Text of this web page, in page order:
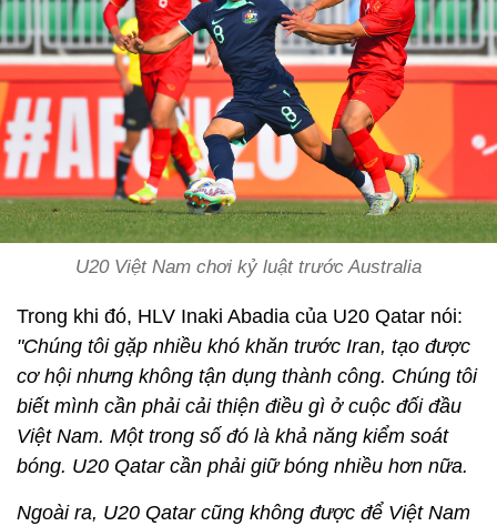
U20 Việt Nam chơi kỷ luật trước Australia
Trong khi đó, HLV Inaki Abadia của U20 Qatar nói:
"Chúng tôi gặp nhiều khó khăn trước Iran, tạo được
cơ hội nhưng không tận dụng thành công. Chúng tôi
biết mình cần phải cải thiện điều gì ở cuộc đối đầu
Việt Nam. Một trong số đó là khả năng kiểm soát
bóng. U20 Qatar cần phải giữ bóng nhiều hơn nữa.
Ngoài ra, U20 Qatar cũng không được để Việt Nam